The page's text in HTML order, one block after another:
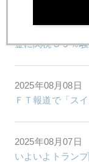
2025年08月18日
金に関税３９％
2025年08月08日
ＦＴ報道で「ス
2025年08月07日
いよいよトラン